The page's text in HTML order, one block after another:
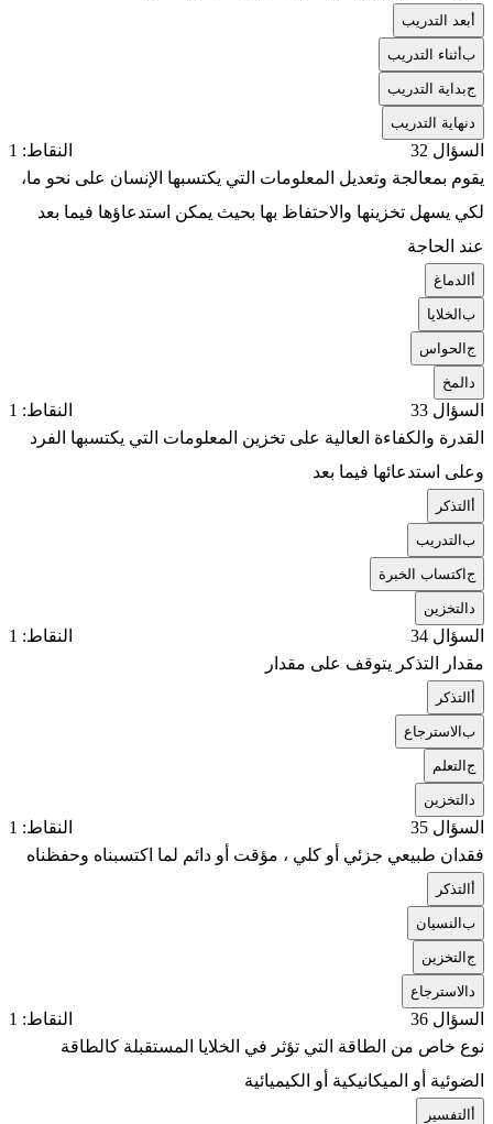
بعد التدريب
بأثناء التدريب
جبداية التدريب
نهاية التدريب
السؤال 32
النقاط: 1
يقوم بمعالجة وتعديل المعلومات التي يكتسبها الإنسان على نحو ما،
لكي يسهل تخزينها والاحتفاظ بها بحيث يمكن استدعاؤها فيما بعد
عند الحاجة
الدماغ
بالخلايا
جالحواس
المخ
السؤال 33
النقاط: 1
القدرة والكفاءة العالية على تخزين المعلومات التي يكتسبها الفرد
وعلى استدعائها فيما بعد
التذكر
بالتدريب
جاكتساب الخبرة
التخزين
السؤال 34
النقاط: 1
مقدار التذكر يتوقف على مقدار
التذكر
بالاسترجاع
جالتعلم
التخزين
السؤال 35
النقاط: 1
فقدان طبيعي جزئي أو كلي ، مؤقت أو دائم لما اكتسبناه وحفظناه
التذكر
بالنسيان
جالتخزين
الاسترجاع
السؤال 36
النقاط: 1
نوع خاص من الطاقة التي تؤثر في الخلايا المستقبلة كالطاقة
الضوئية أو الميكانيكية أو الكيميائية
التفسير